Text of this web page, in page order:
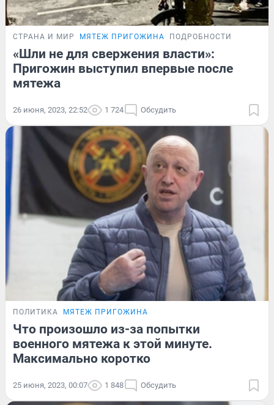
СТРАНА И МИР МЯТЕЖ ПРИГОЖИНА ПОДРОБНОСТИ
«Шли не для свержения власти»:
Пригожин выступил впервые после
мятежа
26 июня, 2023, 22:52 1 724 Обсудить
ПОЛИТИКА МЯТЕЖ ПРИГОЖИНА
Что произошло из-за попытки
военного мятежа к этой минуте.
Максимально коротко
25 июня, 2023, 00:07 1 848 Обсудить